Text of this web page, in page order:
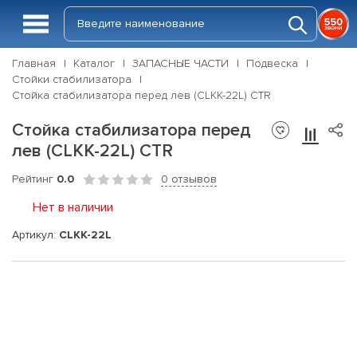
Главная Каталог ЗАПАСНЫЕ ЧАСТИ
Подвеска
Стойки стабилизатора
Стойка стабилизатора перед лев (CLKK-22L) CTR
Стойка стабилизатора перед
лев (CLKK-22L) CTR
Рейтинг 0.0 0 отзывов
Нет в наличии
Артикул: CLKK-22L